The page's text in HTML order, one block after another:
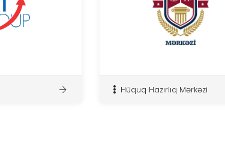
Hüquq Hazırlıq Mərkəzi